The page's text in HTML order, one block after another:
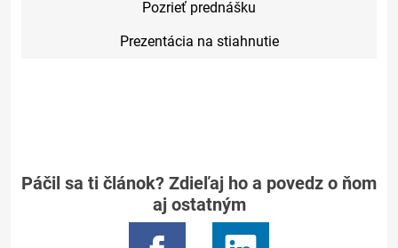
Pozrieť prednášku
Prezentácia na stiahnutie
Páčil sa ti článok? Zdieľaj ho a povedz o ňom
aj ostatným